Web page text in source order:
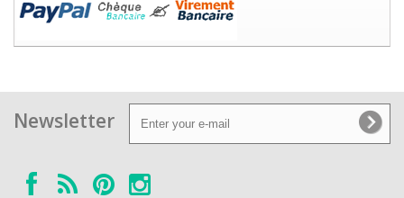
Newsletter